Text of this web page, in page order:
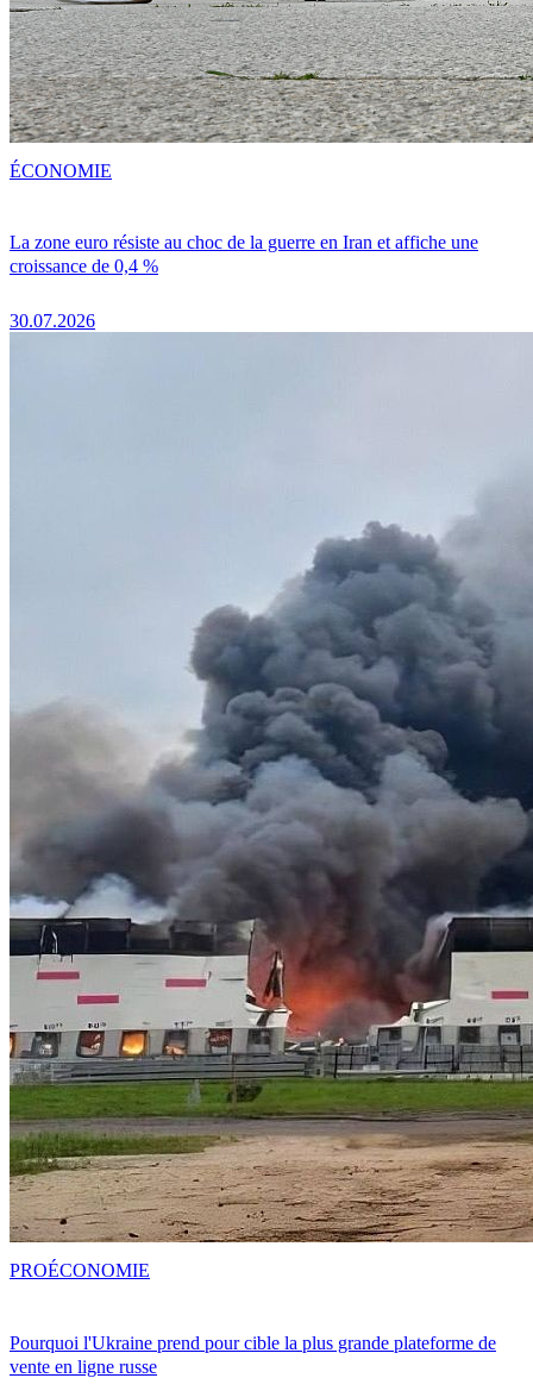
La zone euro résiste au choc de la guerre en Iran et affiche une
croissance de 0,4 %
30.07.2026
ÉCONOMIE
Pourquoi l'Ukraine prend pour cible la plus grande plateforme de
vente en ligne russe
PROÉCONOMIE